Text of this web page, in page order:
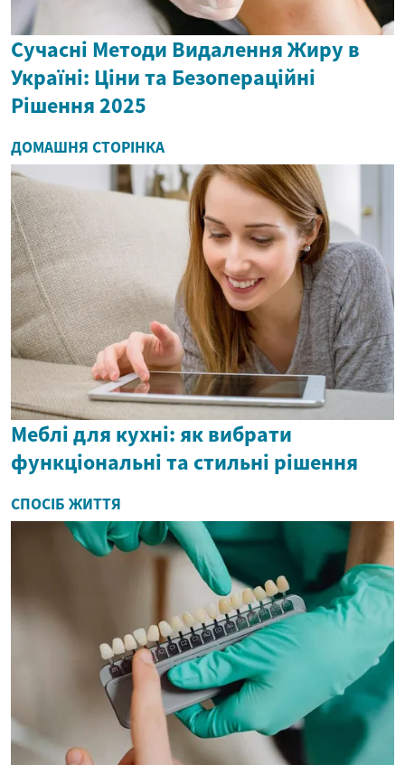
Сучасні Методи Видалення Жиру в
Україні: Ціни та Безопераційні
Рішення 2025
ДОМАШНЯ СТОРІНКА
Меблі для кухні: як вибрати
функціональні та стильні рішення
СПОСІБ ЖИТТЯ